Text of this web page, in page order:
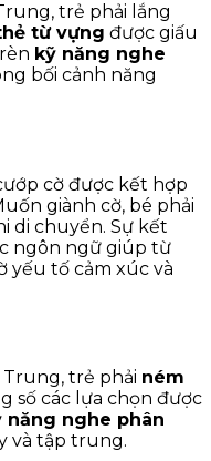
trẻ phải lắng
từ vựng được giấu
kỹ năng nghe
bối cảnh năng
cờ được kết hợp
giành cờ, bé phải
di chuyển. Sự kết
ngôn ngữ giúp từ
yếu tố cảm xúc và
trẻ phải ném
số các lựa chọn được
năng nghe phân
và tập trung.